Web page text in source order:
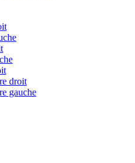
droit
gauche